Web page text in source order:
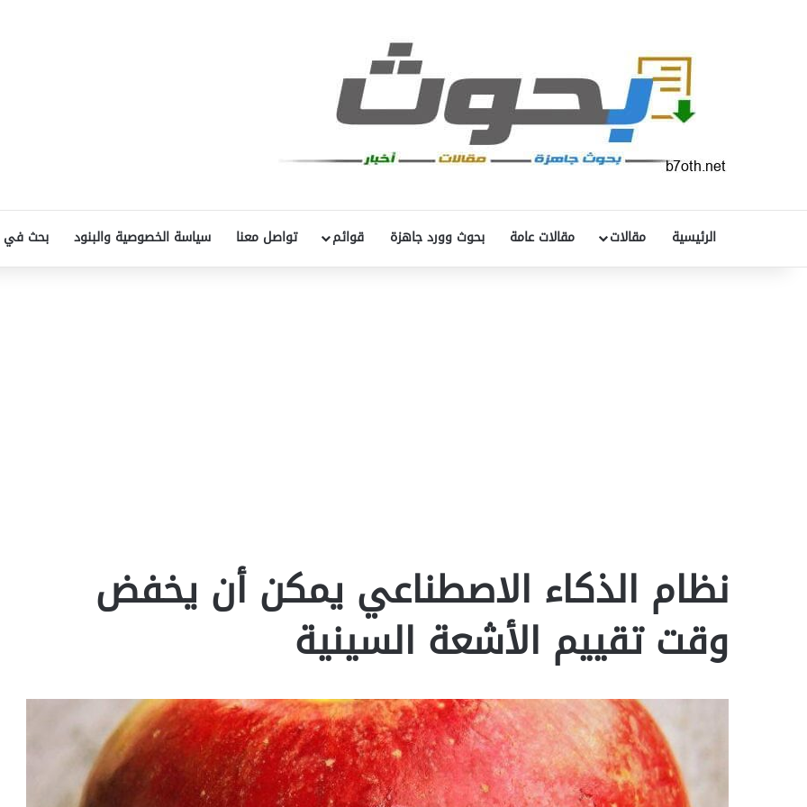
الرئيسية مقالات مقالات عامة بحوث وورد جاهزة قوائم تواصل معنا سياسة الخصوصية والبنود بحث في
نظام الذكاء الاصطناعي يمكن أن يخفض
وقت تقييم الأشعة السينية